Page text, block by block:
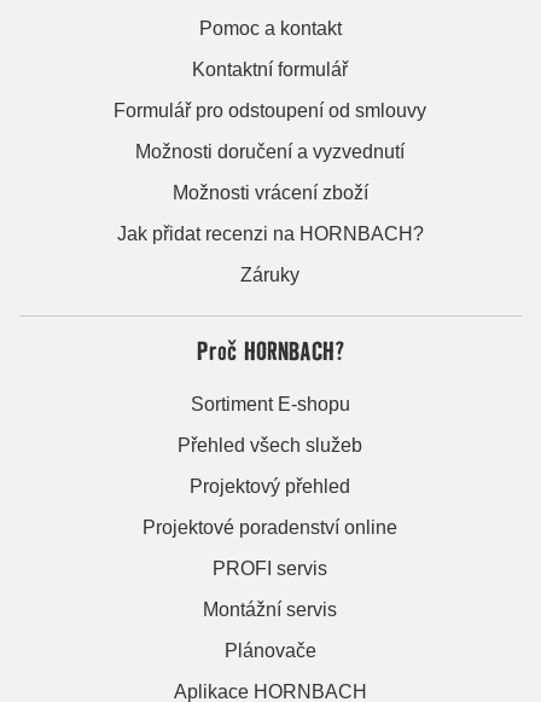
Pomoc a kontakt
Kontaktní formulář
Formulář pro odstoupení od smlouvy
Možnosti doručení a vyzvednutí
Možnosti vrácení zboží
Jak přidat recenzi na HORNBACH?
Záruky
Proč HORNBACH?
Sortiment E-shopu
Přehled všech služeb
Projektový přehled
Projektové poradenství online
PROFI servis
Montážní servis
Plánovače
Aplikace HORNBACH